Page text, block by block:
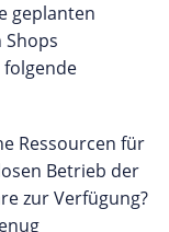
geplanten
Ressourcen für
Betrieb der
zur Verfügung?